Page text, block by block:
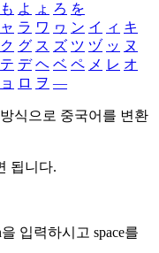
も よ ょ ろ を
ャ ラ ワ ヮ ン イ ィ キ
ク グ ス ズ ツ ヅ ッ ヌ
テ デ ヘ ベ ペ メ レ オ
ョ ロ ヲ ―
식으로 중국어를 변환
됩니다.
을 입력하시고 space를